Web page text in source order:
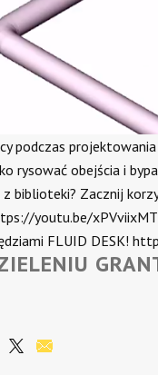
podczas
rysować obejścia i
biblioteki? Zacznij
youtu.be/
FLUID DESK!